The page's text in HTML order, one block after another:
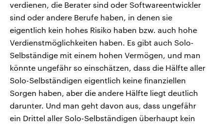
verdienen, die Berater sind oder Softwareentwickler
sind oder andere Berufe haben, in denen sie
eigentlich kein hohes Risiko haben bzw. auch hohe
Verdienstmöglichkeiten haben. Es gibt auch Solo-
Selbständige mit einem hohen Vermögen, und man
könnte ungefähr so einschätzen, dass die Hälfte aller
Solo-Selbständigen eigentlich keine finanziellen
Sorgen haben, aber die andere Hälfte liegt deutlich
darunter. Und man geht davon aus, dass ungefähr
ein Drittel aller Solo-Selbständigen überhaupt kein